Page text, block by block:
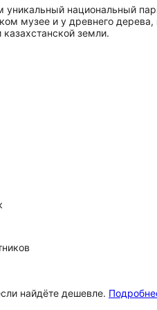
национальный
музее и у древнего
земли.
найдёте дешевле.